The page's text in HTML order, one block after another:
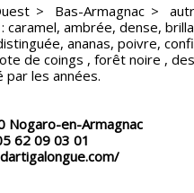
Bas-Armagnac
caramel, ambrée, dense,
ananas, poivre,
de coings , forêt noire ,
par les années.
Nogaro-en-Armagnac
62 09 03 01